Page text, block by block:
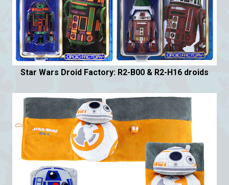
Star Wars Droid Factory: R2-B00 & R2-H16 droids